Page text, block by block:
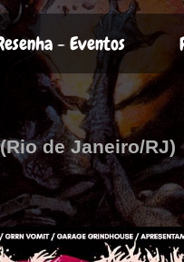
- Eventos
de Janeiro/RJ)